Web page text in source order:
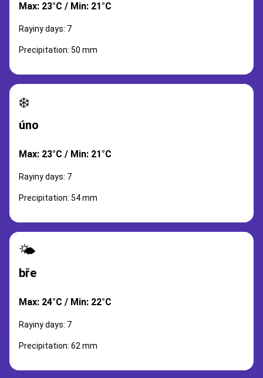
Max: 23°C / Min: 21°C
Rayiny days: 7
Precipitation: 50 mm
❄️
úno
Max: 23°C / Min: 21°C
Rayiny days: 7
Precipitation: 54 mm
🌤️
bře
Max: 24°C / Min: 22°C
Rayiny days: 7
Precipitation: 62 mm